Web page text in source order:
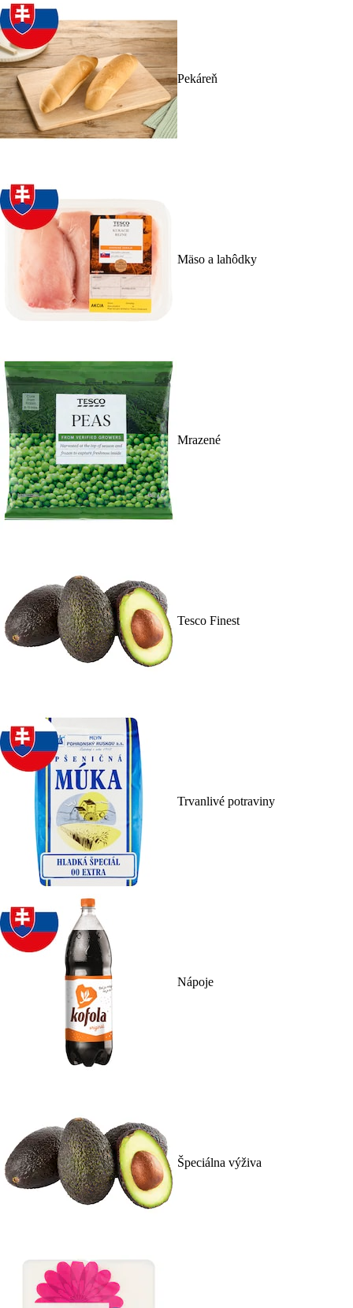
Pekáreň
Mäso a lahôdky
Mrazené
Tesco Finest
Trvanlivé potraviny
Nápoje
Špeciálna výživa